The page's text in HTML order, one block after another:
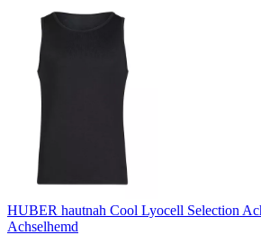
HUBER hautnah Cool Lyocell Selection
Achselhemd